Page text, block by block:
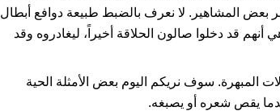
12 في المائة لتقليد مظهر بعض المشاهير. لا نعرف بالضبط طبيعة دوافع أبطال
أنهم قد دخلوا صالون الحلاقة أخيراً، ليغادروه وقد
المبهرة. سوف نريكم اليوم بعض الأمثلة الحية
يقص شعره أو يصبغه.